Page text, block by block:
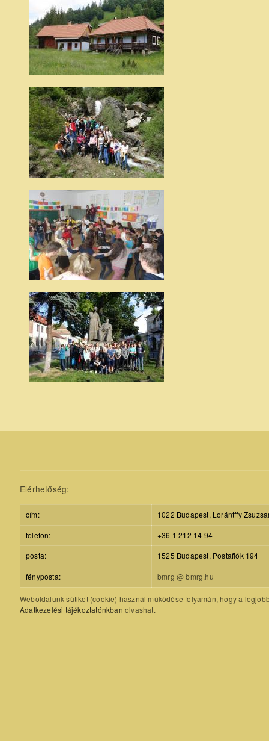
Elérhetőség:
cím:
1022 Budapest, Lorántffy
telefon:
+36 1 212 14 94
posta:
1525 Budapest, Postafiók 194
fényposta: bmrg @ bmrg.hu
Weboldalunk sütiket (cookie) használ működése folyamán, hogy a
Adatkezelési tájékoztatónkban olvashat.